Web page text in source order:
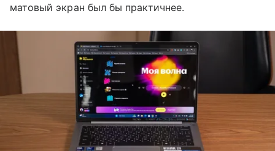
матовый экран был бы практичнее.